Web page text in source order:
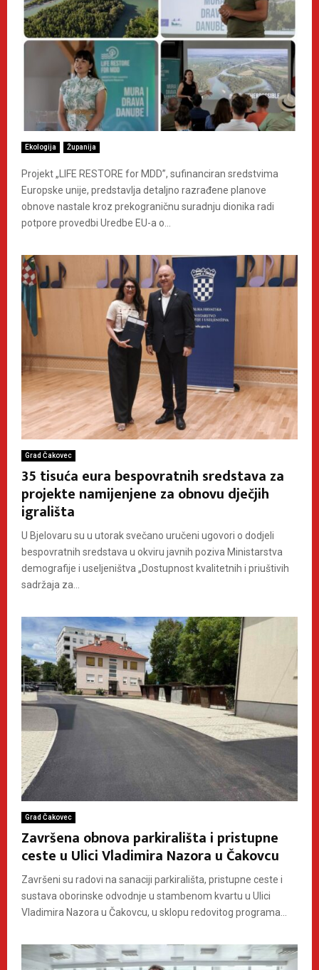
Ekologija Županija
Projekt „LIFE RESTORE for MDD”, sufinanciran sredstvima
Europske unije, predstavlja detaljno razrađene planove
obnove nastale kroz prekograničnu suradnju dionika radi
potpore provedbi Uredbe EU-a o...
Grad Čakovec
35 tisuća eura bespovratnih sredstava za
projekte namijenjene za obnovu dječjih
igrališta
U Bjelovaru su u utorak svečano uručeni ugovori o dodjeli
bespovratnih sredstava u okviru javnih poziva Ministarstva
demografije i useljeništva „Dostupnost kvalitetnih i priuštivih
sadržaja za...
Grad Čakovec
Završena obnova parkirališta i pristupne
ceste u Ulici Vladimira Nazora u Čakovcu
Završeni su radovi na sanaciji parkirališta, pristupne ceste i
sustava oborinske odvodnje u stambenom kvartu u Ulici
Vladimira Nazora u Čakovcu, u sklopu redovitog programa...